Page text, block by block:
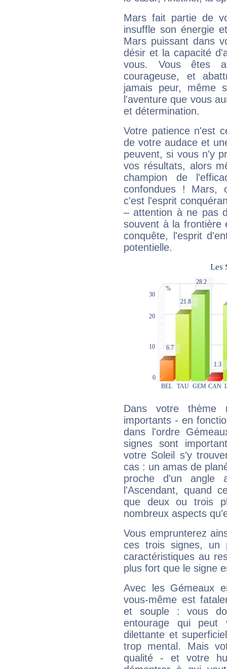
Mars fait partie de
insuffle son énergie
Mars puissant dans
désir et la capacité
vous. Vous êtes
courageuse, et
jamais peur, même
l'aventure que vous
et détermination.
Votre patience n'est
de votre audace et
peuvent, si vous n'y
vos résultats, alors
champion de
confondues ! Mars,
c'est l'esprit
– attention à ne pas
souvent à la frontière
conquête, l'esprit
potentielle.
Dans votre thème
importants - en
dans l'ordre
signes sont
votre Soleil s'y
cas : un amas de
proche d'un
l'Ascendant, quand
que deux ou trois
nombreux aspects
Vous emprunterez
ces trois signes, un
caractéristiques au
plus fort que le signe
Avec les Gémeaux
vous-même est
et souple : vous
entourage qui
dilettante et
trop mental. Mais
qualité - et votre